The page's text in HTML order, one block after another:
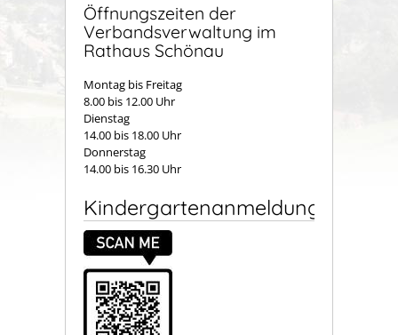
Öffnungszeiten der
Verbandsverwaltung im
Rathaus Schönau
Montag bis Freitag
8.00 bis 12.00 Uhr
Dienstag
14.00 bis 18.00 Uhr
Donnerstag
14.00 bis 16.30 Uhr
Kindergartenanmeldung